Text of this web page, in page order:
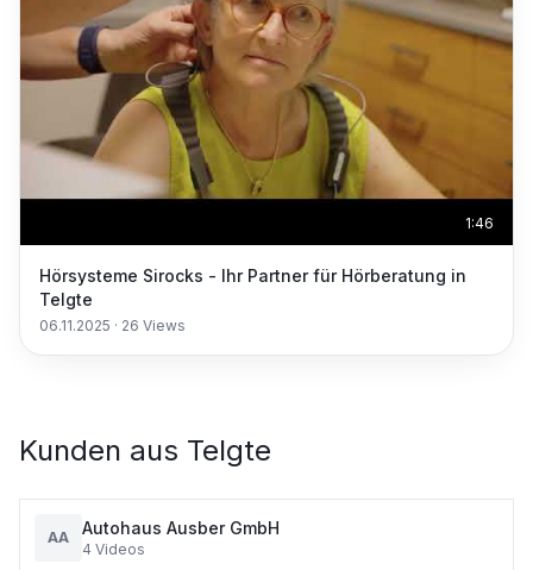
1:46
Hörsysteme Sirocks - Ihr Partner für Hörberatung in
Telgte
06.11.2025 · 26 Views
Kunden aus Telgte
AA Autohaus Ausber GmbH
4 Videos